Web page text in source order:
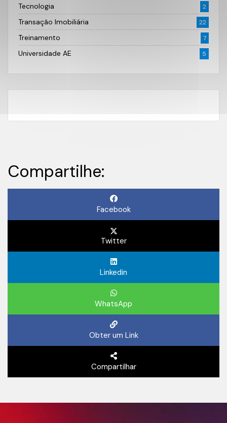
Tecnologia 2
Transação Imobiliária 22
Treinamento 7
Universidade AE 5
Compartilhe:
Facebook
Twitter
Linkedin
WhatsApp
Obter um Link
Compartilhar